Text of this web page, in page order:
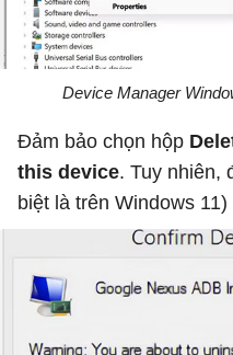
Device Manager
Đảm bảo chọn hộp
this device. Tuy nhiên,
biệt là trên Windows